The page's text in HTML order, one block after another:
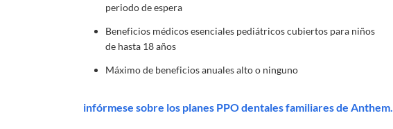
periodo de espera
Beneficios médicos esenciales pediátricos cubiertos para niños
de hasta 18 años
Máximo de beneficios anuales alto o ninguno
infórmese sobre los planes PPO dentales familiares de Anthem.